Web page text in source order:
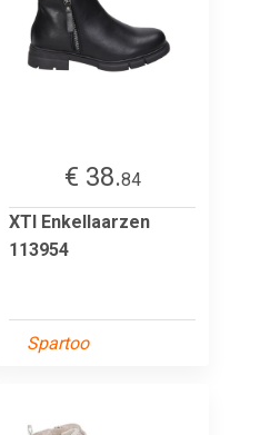
€ 38.84
XTI Enkellaarzen
113954
Spartoo